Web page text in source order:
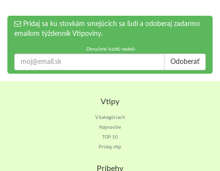
Pridaj sa ku stovkám smejúcich sa ľudí a odoberaj zadarmo
emailom týždenník Vtipoviny.
Doručené každú nedeľu
Odoberať
Vtipy
V kategóriach
Najnovšie
TOP 10
Pridaj vtip
Príbehy